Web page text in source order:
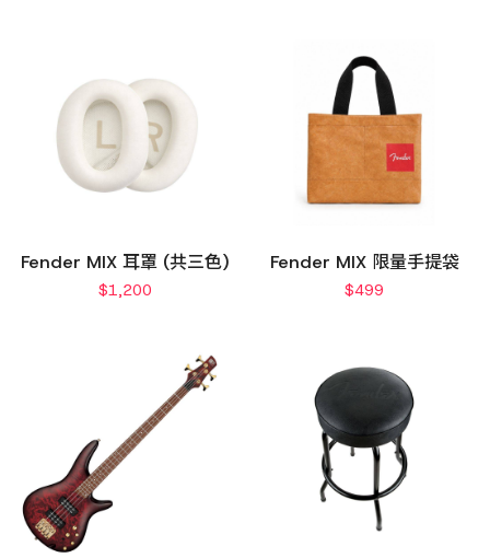
Fender MIX 耳罩 (共三色)
$1,200
Fender MIX 限量手提袋
$499